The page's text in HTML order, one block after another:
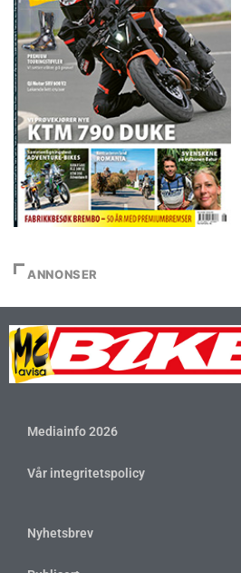
ANNONSER
Mediainfo 2026
Vår integritetspolicy
Nyhetsbrev